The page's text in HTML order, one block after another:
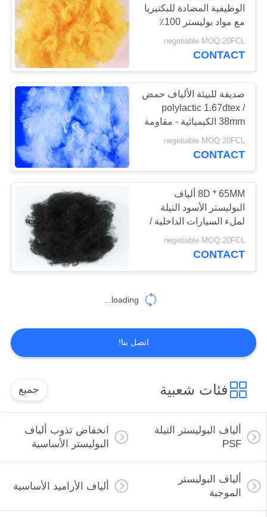
الوظيفية المضادة للبكتيريا
مع مواد بوليستر 100٪
negotiable MOQ:20FCL
CONTACT
صديقة للبيئة الألياف حمض
polylactic 1.67dtex /
38mm الكيميائية - مقاومة
negotiable MOQ:20FCL
CONTACT
8D * 65MM ألياف
البوليستر الأسود التيلة
لملء السيارات الداخلية /
السجاد
negotiable MOQ:20FCL
CONTACT
loading...
اتصل بنا!
فئات شعبية جميع
ألياف البوليستر التيلة
PSF
انخفاض تذوب ألياف
البوليستر الأساسية
ألياف البوليستر
الموجبة
ألياف الأراميد الأساسية